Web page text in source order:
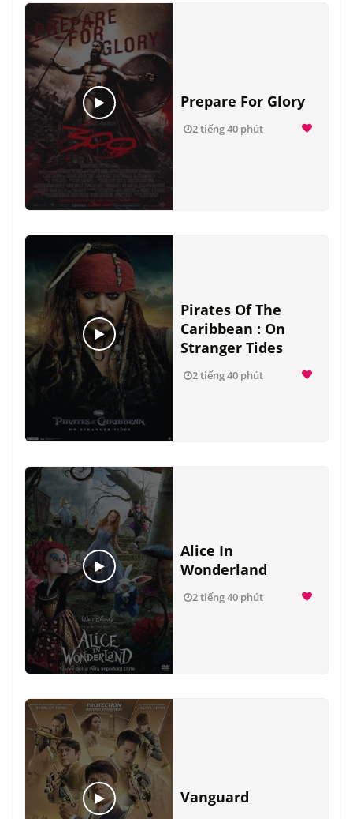
Prepare For Glory
2 tiếng 40 phút
Pirates Of The
Caribbean : On
Stranger Tides
2 tiếng 40 phút
Alice In
Wonderland
2 tiếng 40 phút
Vanguard